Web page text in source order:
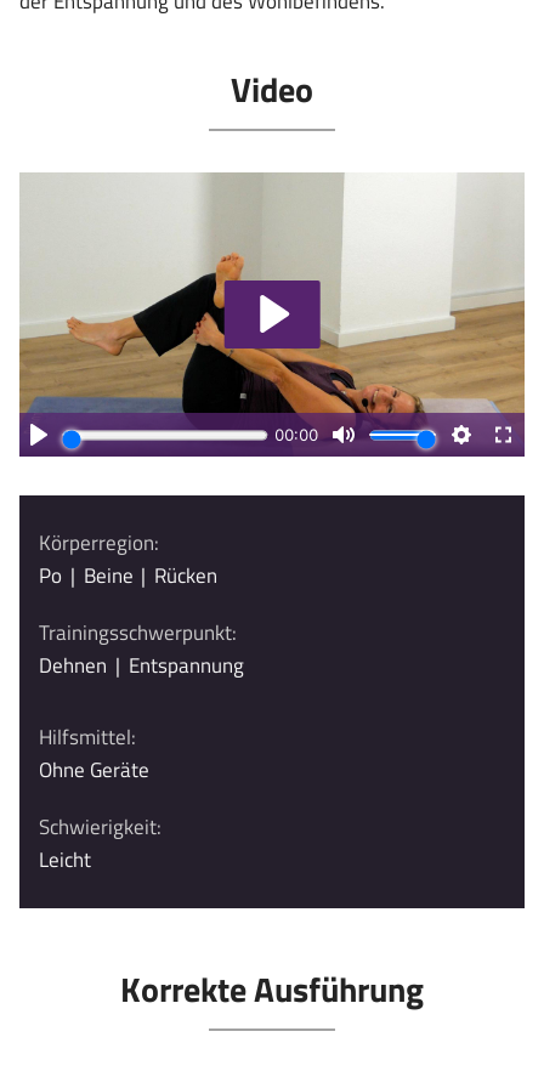
Video
Körperregion:
Po | Beine | Rücken
Trainingsschwerpunkt:
Dehnen | Entspannung
Hilfsmittel:
Ohne Geräte
Schwierigkeit:
Leicht
Korrekte Ausführung